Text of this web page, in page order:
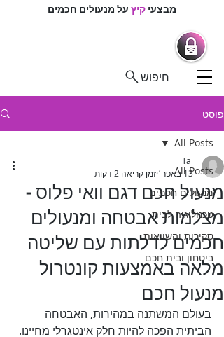
מבצעיקיץעל מנעולים חכמים
חיפוש
פוסט
All Posts
מנעולים חכמים
טכנולוגיה לבית
סקירות והשוואות
ביטחון ובית חכם
All Posts
מנעול חכם דגם וואי פלוס -
מצלמות אבטחה ומנעולים
חכמים לדלתות עם שליטה
מלאה באמצעות קונטרול
מנעול חכם
Tal
13 באפר׳
זמן קריאה 2 דקות
בעולם המשתנה במהירות, האבטחה
הביתית הפכה להיות חלק אינטגרלי מחיינו.